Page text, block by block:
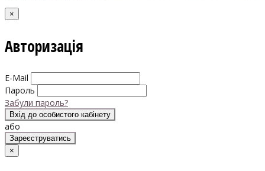
×
Авторизація
E-Mail
Пароль
Забули пароль?
Вхід до особистого кабінету
або
Зареєструватись
×